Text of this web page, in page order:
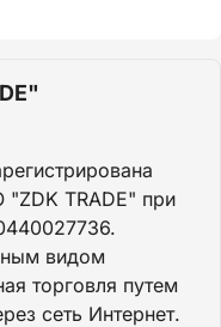
TRADE" при
видом
торговля путем
сеть Интернет.